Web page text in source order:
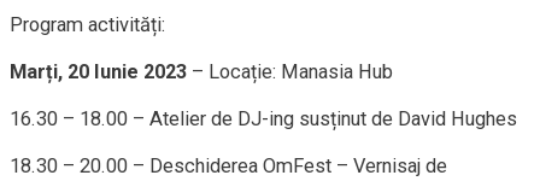
Program activități:
Marți, 20 Iunie 2023 – Locație: Manasia Hub
16.30 – 18.00 – Atelier de DJ-ing susținut de David Hughes
18.30 – 20.00 – Deschiderea OmFest – Vernisaj de